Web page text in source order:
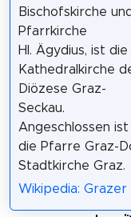
Bischofskirche und
Pfarrkirche
Hl. Ägydius, ist die
Kathedralkirche
Diözese Graz-
Seckau.
Angeschlossen ist
die Pfarre Graz-
Stadtkirche Graz.
Wikipedia: Grazer